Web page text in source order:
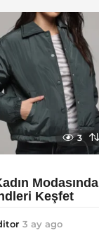
3
Modasında
Keşfet
3 ay ago3